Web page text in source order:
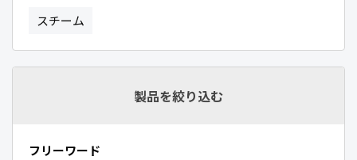
スチーム
製品を絞り込む
フリーワード